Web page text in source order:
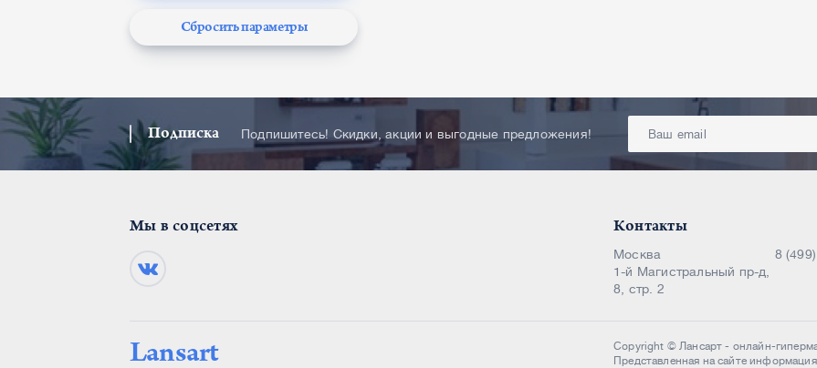
Сбросить параметры
Подписка Подпишитесь! Скидки, акции и выгодные предложения!
Мы в соцсетях Контакты
Москва
1-й Магистральный пр-д,
8, стр. 2
8
Lansart
Copyright © Лансарт - онлайн-
Представленная на сайте